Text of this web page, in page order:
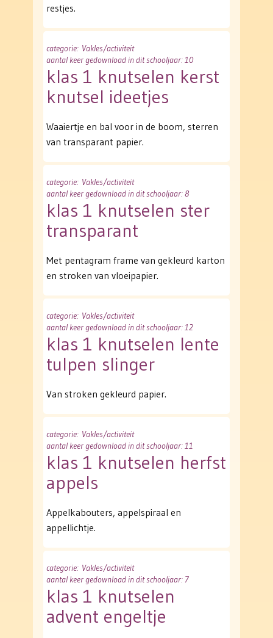
restjes.
categorie: Vakles/activiteit
aantal keer gedownload in dit schooljaar: 10
klas 1 knutselen kerst
knutsel ideetjes
Waaiertje en bal voor in de boom, sterren
van transparant papier.
categorie: Vakles/activiteit
aantal keer gedownload in dit schooljaar: 8
klas 1 knutselen ster
transparant
Met pentagram frame van gekleurd karton
en stroken van vloeipapier.
categorie: Vakles/activiteit
aantal keer gedownload in dit schooljaar: 12
klas 1 knutselen lente
tulpen slinger
Van stroken gekleurd papier.
categorie: Vakles/activiteit
aantal keer gedownload in dit schooljaar: 11
klas 1 knutselen herfst
appels
Appelkabouters, appelspiraal en
appellichtje.
categorie: Vakles/activiteit
aantal keer gedownload in dit schooljaar: 7
klas 1 knutselen
advent engeltje